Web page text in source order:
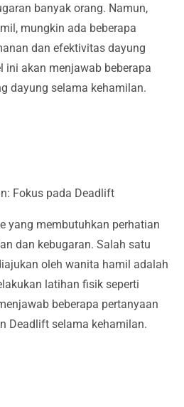
banyak orang. Namun,
mungkin ada beberapa
dan efektivitas dayung
ini akan menjawab beberapa
dayung selama kehamilan.
Fokus pada Deadlift
yang membutuhkan perhatian
dan kebugaran. Salah satu
oleh wanita hamil adalah
latihan fisik seperti
beberapa pertanyaan
Deadlift selama kehamilan.